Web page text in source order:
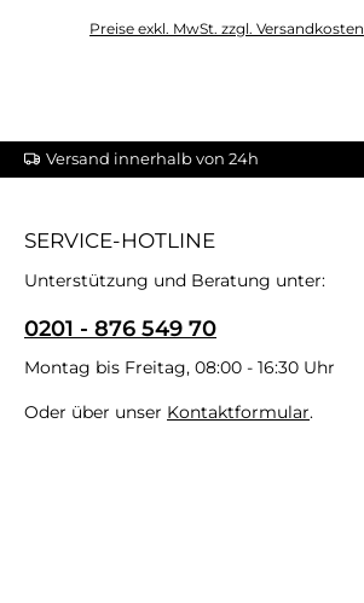
Preise exkl. MwSt. zzgl. Versandkosten
Versand innerhalb von 24h
SERVICE-HOTLINE
Unterstützung und Beratung unter:
0201 - 876 549 70
Montag bis Freitag, 08:00 - 16:30 Uhr
Oder über unser Kontaktformular.